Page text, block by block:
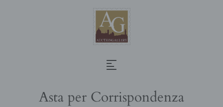
Asta per Corrispondenza